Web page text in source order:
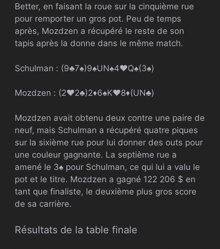
Better, en faisant la roue sur la cinquième rue
pour remporter un gros pot. Peu de temps
après, Mozdzen a récupéré le reste de son
tapis après la donne dans le même match.
Schulman : (9♣7♠)9♠UN♠4♥Q♠(3♠)
Mozdzen : (2♥2♣)2♦6♠K♥8♦(UN♣)
Mozdzen avait obtenu deux contre une paire de
neuf, mais Schulman a récupéré quatre piques
sur la sixième rue pour lui donner des outs pour
une couleur gagnante. La septième rue a
amené le 3♠ pour Schulman, ce qui lui a valu le
pot et le titre. Mozdzen a gagné 122 206 $ en
tant que finaliste, le deuxième plus gros score
de sa carrière.
Résultats de la table finale